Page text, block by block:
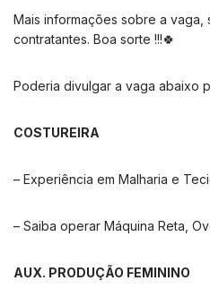
Mais informações sobre a vaga,
contratantes. Boa sorte !!!🍀
Poderia divulgar a vaga abaixo
COSTUREIRA
– Experiência em Malharia e
– Saiba operar Máquina Reta,
AUX. PRODUÇÃO FEMININO